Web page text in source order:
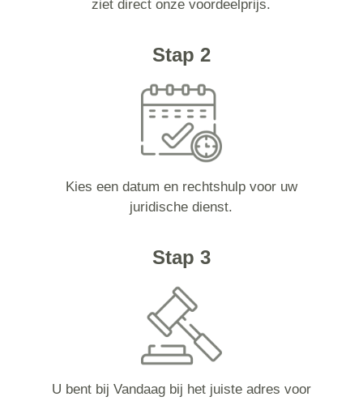
ziet direct onze voordeelprijs.
Stap 2
Kies een datum en rechtshulp voor uw
juridische dienst.
Stap 3
U bent bij Vandaag bij het juiste adres voor